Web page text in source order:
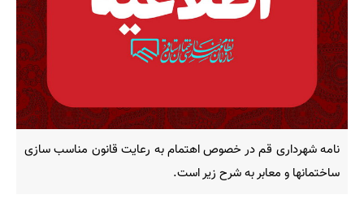
نامه شهرداری قم در خصوص اهتمام به رعایت قانون مناسب سازی
ساختمانها و معابر به شرح زیر است.